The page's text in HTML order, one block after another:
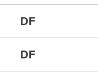
DF
DF